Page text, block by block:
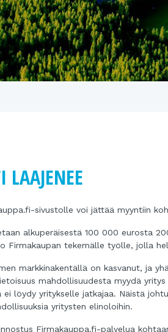
LAAJENEE
sivustolle voi jättää myyntiin
alkuperäisestä 100 000 eurosta
Firmakaupan tekemälle työlle, jolla
markkinakentällä on kasvanut, ja
mahdollisuudesta myydä
löydy yritykselle jatkajaa. Näistä
yritysten elinoloihin.
Firmakauppa.fi-palvelua